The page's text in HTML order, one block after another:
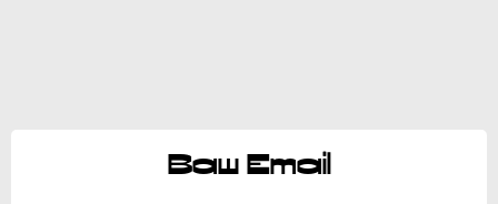
Ваш Email